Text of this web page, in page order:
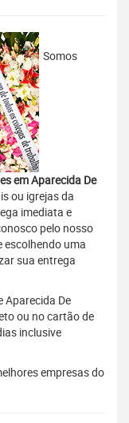
Somos
em Aparecida De
ou igrejas da
imediata e
pelo nosso
escolhendo uma
sua entrega
Aparecida De
ou no cartão de
inclusive
empresas do